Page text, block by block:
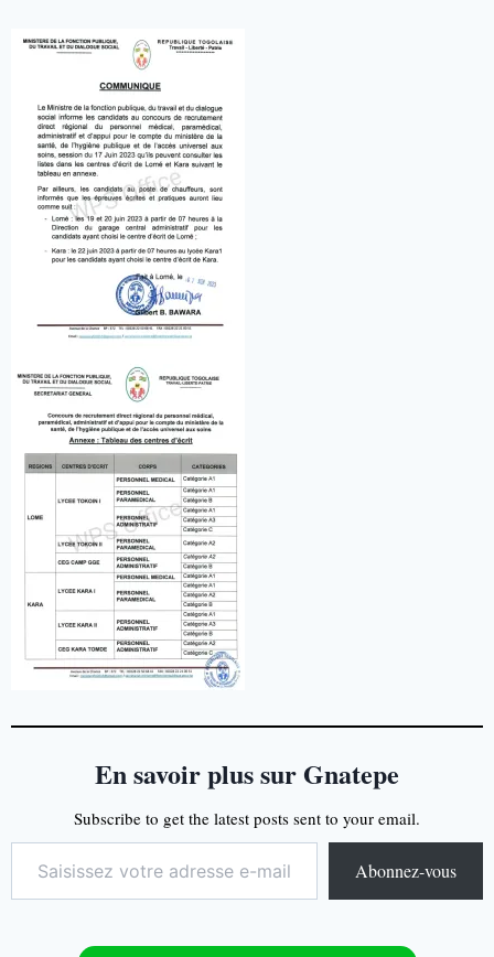
En savoir plus sur Gnatepe
Subscribe to get the latest posts sent to your email.
Abonnez-vous